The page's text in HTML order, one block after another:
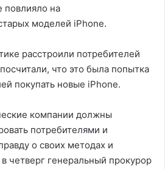
повлияло на
моделей iPhone.
расстроили потребителей
что это была попытка
покупать новые iPhone.
компании должны
потребителями и
о своих методах и
четверг генеральный прокурор